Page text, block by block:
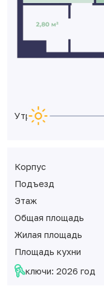
Утро
Корпус
Подъезд
Этаж
Общая площадь
Жилая площадь
Площадь кухни
ключи: 2026 год